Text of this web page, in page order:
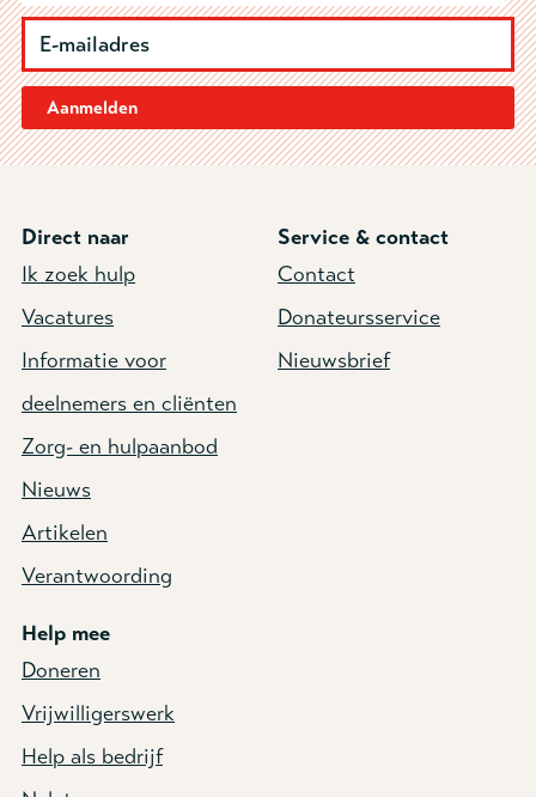
Aanmelden
Direct naar
Ik zoek hulp
Vacatures
Informatie voor
deelnemers en cliënten
Zorg- en hulpaanbod
Nieuws
Artikelen
Verantwoording
Service & contact
Contact
Donateursservice
Nieuwsbrief
Help mee
Doneren
Vrijwilligerswerk
Help als bedrijf